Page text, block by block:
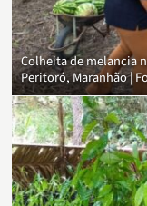
Colheita de melancia
Peritoró, Maranhão |